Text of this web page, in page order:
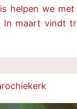
helpen we
In maart vindt